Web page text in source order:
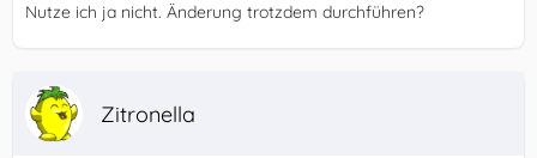
Nutze ich ja nicht. Änderung trotzdem durchführen?
Zitronella